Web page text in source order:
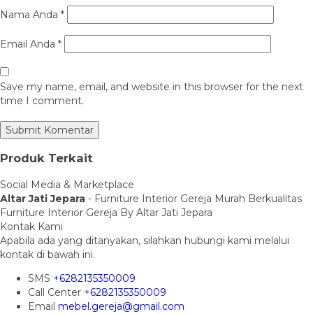
Nama Anda *
Email Anda *
Save my name, email, and website in this browser for the next
time I comment.
Produk Terkait
Social Media & Marketplace
Altar Jati Jepara - Furniture Interior Gereja Murah Berkualitas
Furniture Interior Gereja By Altar Jati Jepara
Kontak Kami
Apabila ada yang ditanyakan, silahkan hubungi kami melalui
kontak di bawah ini.
SMS +6282135350009
Call Center +6282135350009
Email mebel.gereja@gmail.com